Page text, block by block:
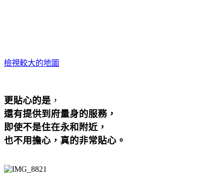
檢視較大的地圖
更貼心的是 ，
還有提供到府量身的服務，
即使不是住在永和附近，
也不用擔心，真的非常貼心。